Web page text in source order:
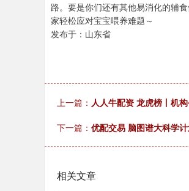
路。要是你们还有其他易消化的辅
家轻松应对宝宝喂养难题～
发布于：山东省
上一篇： 人人牛配资 龙虎榜丨机
下一篇： 优配交易 脑图谱大科学
相关文章